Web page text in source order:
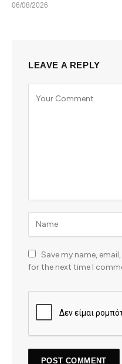
06/08/2026
LEAVE A REPLY
Save my name,
for the next time I